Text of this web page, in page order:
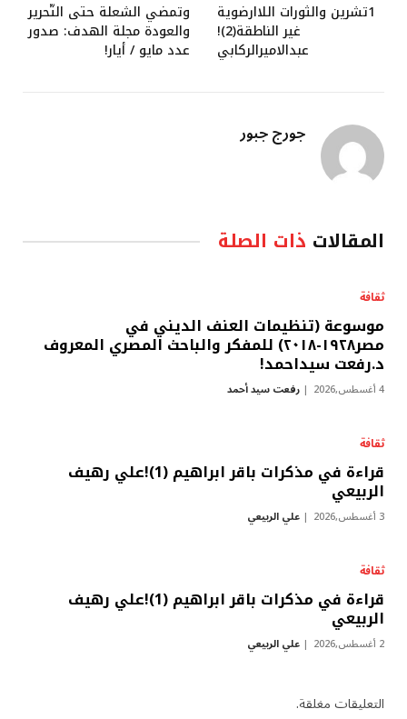
1تشرين والثورات اللاارضوية
غير الناطقة(2)!
عبدالاميرالركابي
وتمضي الشعلة حتى التّحرير
والعودة مجلة الهدف: صدور
عدد مايو / أيار!
جورج جبور
المقالات ذات الصلة
ثقافة
موسوعة (تنظيمات العنف الديني في
مصر١٩٢٨-٢٠١٨) للمفكر والباحث المصري المعروف
د.رفعت سيداحمد!
4 أغسطس,2026 رفعت سيد أحمد
ثقافة
قراءة في مذكرات باقر ابراهيم (1)!علي رهيف
الربيعي
3 أغسطس,2026 علي الربيعي
ثقافة
قراءة في مذكرات باقر ابراهيم (1)!علي رهيف
الربيعي
2 أغسطس,2026 علي الربيعي
التعليقات مغلقة.